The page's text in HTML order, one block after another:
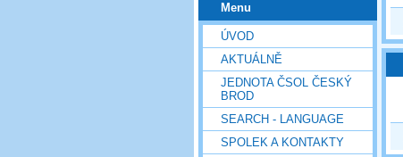
Menu
ÚVOD
AKTUÁLNĚ
JEDNOTA ČSOL ČESKÝ
BROD
SEARCH - LANGUAGE
SPOLEK A KONTAKTY